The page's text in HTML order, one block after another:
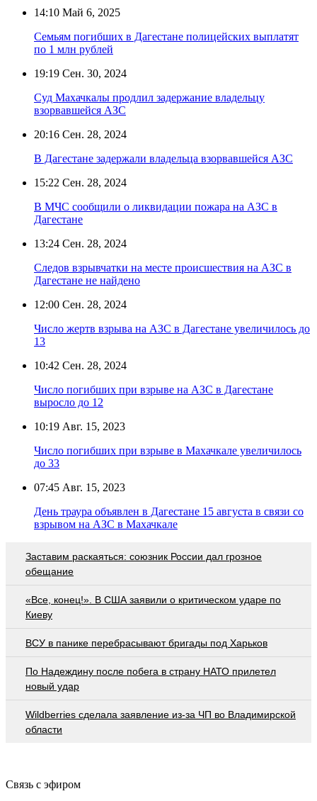
14:10 Май 6, 2025
Семьям погибших в Дагестане полицейских выплатят
по 1 млн рублей
19:19 Сен. 30, 2024
Суд Махачкалы продлил задержание владельцу
взорвавшейся АЗС
20:16 Сен. 28, 2024
В Дагестане задержали владельца взорвавшейся АЗС
15:22 Сен. 28, 2024
В МЧС сообщили о ликвидации пожара на АЗС в
Дагестане
13:24 Сен. 28, 2024
Следов взрывчатки на месте происшествия на АЗС в
Дагестане не найдено
12:00 Сен. 28, 2024
Число жертв взрыва на АЗС в Дагестане увеличилось до
13
10:42 Сен. 28, 2024
Число погибших при взрыве на АЗС в Дагестане
выросло до 12
10:19 Авг. 15, 2023
Число погибших при взрыве в Махачкале увеличилось
до 33
07:45 Авг. 15, 2023
День траура объявлен в Дагестане 15 августа в связи со
взрывом на АЗС в Махачкале
Заставим раскаяться: союзник России дал грозное
обещание
«Все, конец!». В США заявили о критическом ударе по
Киеву
ВСУ в панике перебрасывают бригады под Харьков
По Надеждину после побега в страну НАТО прилетел
новый удар
Wildberries cделала заявление из-за ЧП во Владимирской
области
Связь с эфиром